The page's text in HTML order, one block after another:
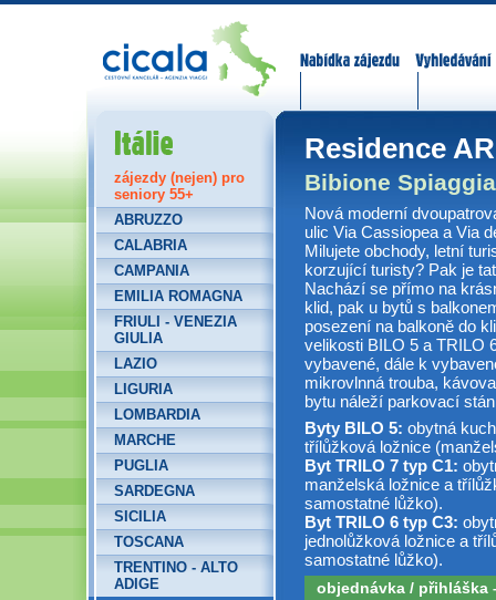
Residence
Bibione
Nová moderní
ulic Via Cassiopea a Via
Milujete obchody, letní
korzující turisty? Pak je
Nachází se přímo na
klid, pak u bytů s
posezení na balkoně do
velikosti BILO 5 a TRILO
vybavené, dále k
mikrovlnná trouba,
bytu náleží parkovací
Byty BILO 5: obytná
třílůžková ložnice
Byt TRILO 7 typ C1:
manželská ložnice a
samostatné lůžko).
Byt TRILO 6 typ C3:
jednolůžková ložnice a
samostatné lůžko).
objednávka / přihláška
Itálie
zájezdy (nejen) pro
seniory 55+
ABRUZZO
CALABRIA
CAMPANIA
EMILIA ROMAGNA
FRIULI - VENEZIA
GIULIA
LAZIO
LIGURIA
LOMBARDIA
MARCHE
PUGLIA
SARDEGNA
SICILIA
TOSCANA
TRENTINO - ALTO
ADIGE